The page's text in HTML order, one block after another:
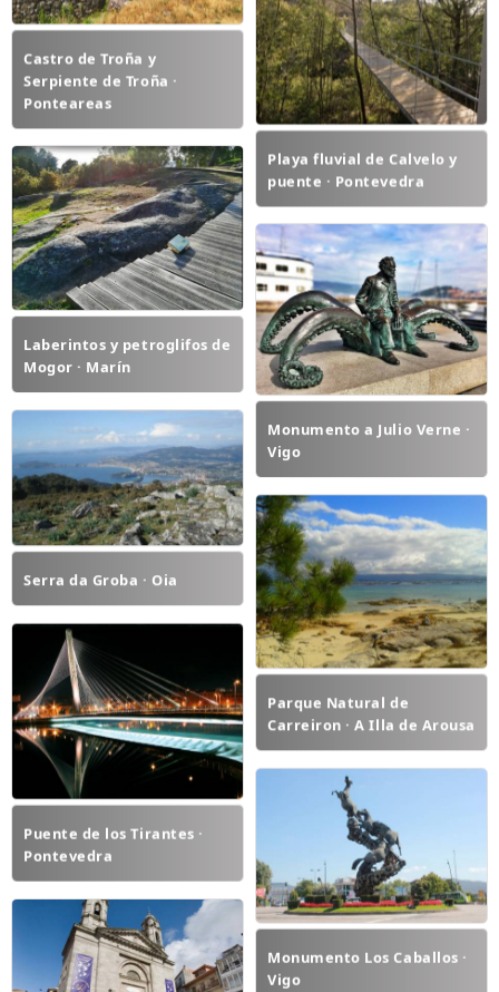
Castro de Troña y
Serpiente de Troña ·
Ponteareas
Playa fluvial de Calvelo y
puente · Pontevedra
Laberintos y petroglifos de
Mogor · Marín
Monumento a Julio Verne ·
Vigo
Serra da Groba · Oia
Parque Natural de
Carreiron · A Illa de Arousa
Puente de los Tirantes ·
Pontevedra
Monumento Los Caballos ·
Vigo